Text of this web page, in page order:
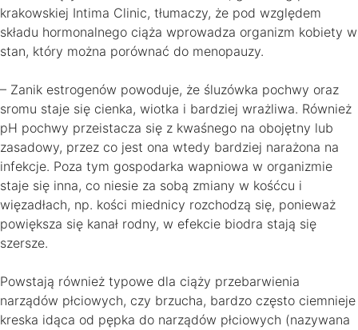
krakowskiej Intima Clinic, tłumaczy, że pod względem
składu hormonalnego ciąża wprowadza organizm kobiety w
stan, który można porównać do menopauzy.
– Zanik estrogenów powoduje, że śluzówka pochwy oraz
sromu staje się cienka, wiotka i bardziej wrażliwa. Również
pH pochwy przeistacza się z kwaśnego na obojętny lub
zasadowy, przez co jest ona wtedy bardziej narażona na
infekcje. Poza tym gospodarka wapniowa w organizmie
staje się inna, co niesie za sobą zmiany w kośćcu i
więzadłach, np. kości miednicy rozchodzą się, ponieważ
powiększa się kanał rodny, w efekcie biodra stają się
szersze.
Powstają również typowe dla ciąży przebarwienia
narządów płciowych, czy brzucha, bardzo często ciemnieje
kreska idąca od pępka do narządów płciowych (nazywana